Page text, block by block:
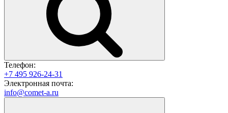
Телефон:
+7 495 926-24-31
Электронная почта:
info@comet-a.ru